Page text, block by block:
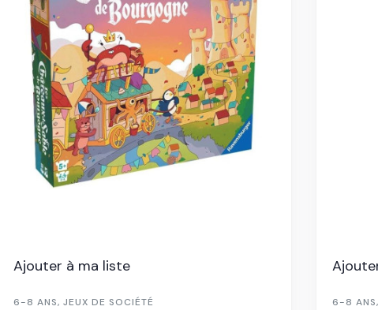
Ajouter à ma liste
6-8 ANS,JEUX DE SOCIÉTÉ 6-8 ANS,